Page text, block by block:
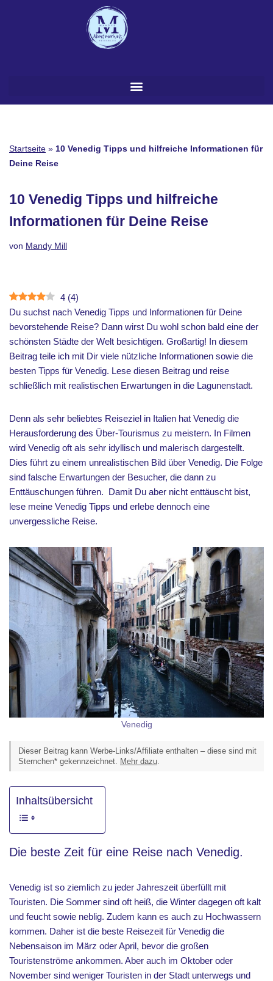
Startseite » 10 Venedig Tipps und hilfreiche Informationen für
Deine Reise
10 Venedig Tipps und hilfreiche
Informationen für Deine Reise
von Mandy Mill
4 (4)
Du suchst nach Venedig Tipps und Informationen für Deine
bevorstehende Reise? Dann wirst Du wohl schon bald eine der
schönsten Städte der Welt besichtigen. Großartig! In diesem
Beitrag teile ich mit Dir viele nützliche Informationen sowie die
besten Tipps für Venedig. Lese diesen Beitrag und reise
schließlich mit realistischen Erwartungen in die Lagunenstadt.
Denn als sehr beliebtes Reiseziel in Italien hat Venedig die
Herausforderung des Über-Tourismus zu meistern. In Filmen
wird Venedig oft als sehr idyllisch und malerisch dargestellt.
Dies führt zu einem unrealistischen Bild über Venedig. Die Folge
sind falsche Erwartungen der Besucher, die dann zu
Enttäuschungen führen. Damit Du aber nicht enttäuscht bist,
lese meine Venedig Tipps und erlebe dennoch eine
unvergessliche Reise.
Venedig
Dieser Beitrag kann Werbe-Links/Affiliate enthalten – diese sind mit
Sternchen* gekennzeichnet. Mehr dazu.
Inhaltsübersicht
Die beste Zeit für eine Reise nach Venedig.
Venedig ist so ziemlich zu jeder Jahreszeit überfüllt mit
Touristen. Die Sommer sind oft heiß, die Winter dagegen oft kalt
und feucht sowie neblig. Zudem kann es auch zu Hochwassern
kommen. Daher ist die beste Reisezeit für Venedig die
Nebensaison im März oder April, bevor die großen
Touristenströme ankommen. Aber auch im Oktober oder
November sind weniger Touristen in der Stadt unterwegs und